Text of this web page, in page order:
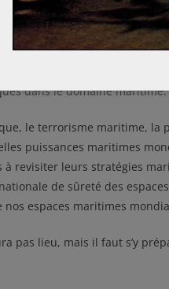
pour faire face aux enjeux
En 2014, des
Navale, Direction
navals, qui a pour
dans le domaine maritime.
le terrorisme maritime, la
puissances maritimes
revisiter leurs stratégies
de sûreté des
espaces maritimes
pas lieu, mais il faut s’y